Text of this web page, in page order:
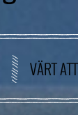
VÄRT